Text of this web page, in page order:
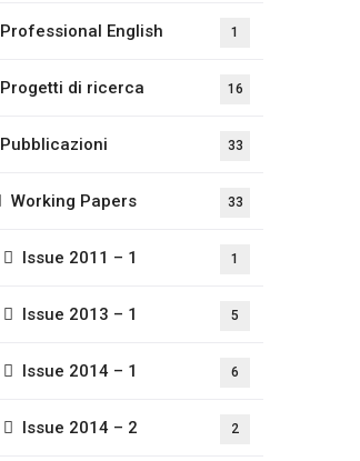
Professional English 1
Progetti di ricerca 16
Pubblicazioni 33
Working Papers 33
Issue 2011 – 1 1
Issue 2013 – 1 5
Issue 2014 – 1 6
Issue 2014 – 2 2